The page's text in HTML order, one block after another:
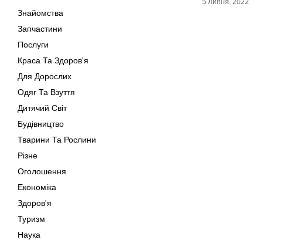
Знайомства
Запчастини
Послуги
Краса Та Здоров'я
Для Дорослих
Одяг Та Взуття
Дитячий Світ
Будівництво
Тварини Та Рослини
Різне
Оголошення
Економіка
Здоров'я
Туризм
Наука
5 Липня, 2022